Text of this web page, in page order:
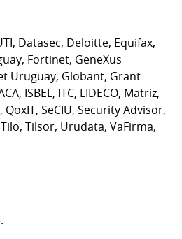
Datasec, Deloitte, Equifax,
Fortinet, GeneXus
Uruguay, Globant, Grant
ISBEL, ITC, LIDECO, Matriz,
QoxIT, SeCIU, Security Advisor,
Tilsor, Urudata, VaFirma,